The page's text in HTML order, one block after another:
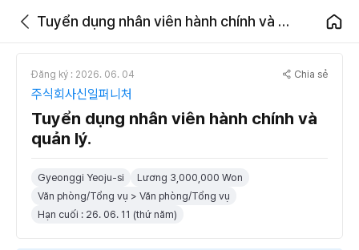
Tuyển dụng nhân viên hành chính và quản lý.
Đăng ký : 2026. 06. 04 Chia sẻ
주식회사신일퍼니처
Tuyển dụng nhân viên hành chính và
quản lý.
Gyeonggi Yeoju-si
Lương 3,000,000 Won
Văn phòng/Tổng vụ > Văn phòng/Tổng vụ
Hạn cuối : 26. 06. 11 (thứ năm)